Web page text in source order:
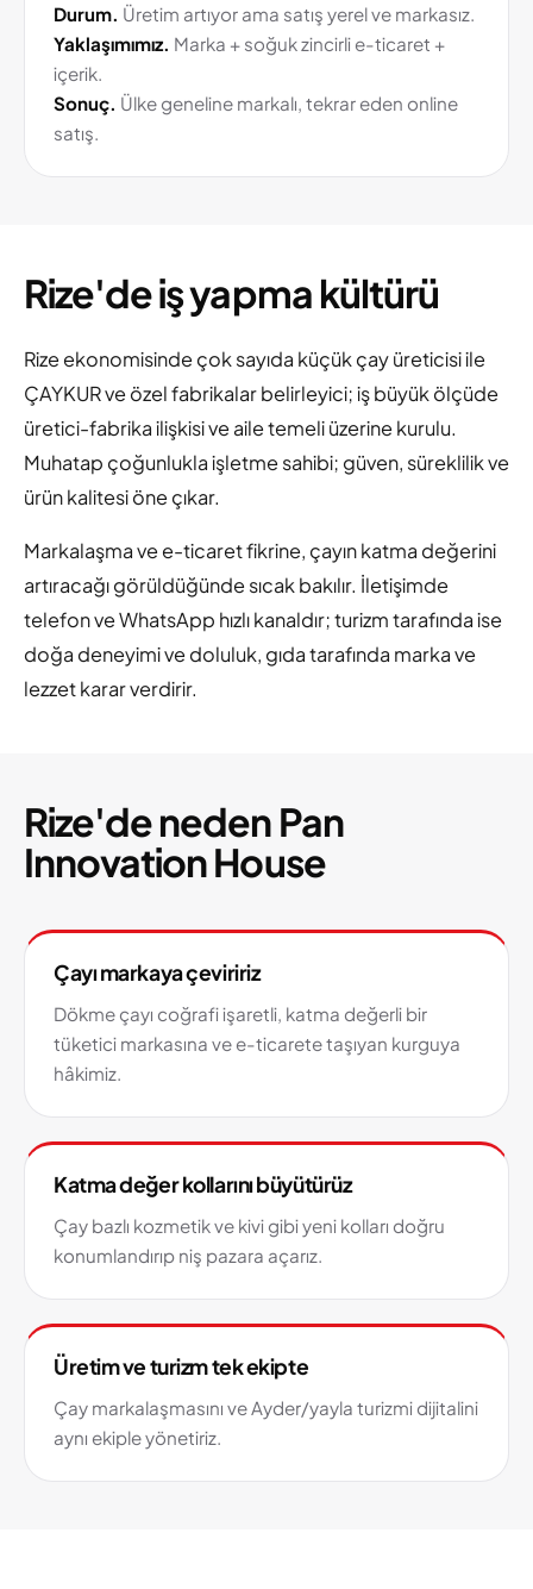
Durum. Üretim artıyor ama satış yerel ve markasız.
Yaklaşımımız. Marka + soğuk zincirli e-ticaret +
içerik.
Sonuç. Ülke geneline markalı, tekrar eden online
satış.
Rize'de iş yapma kültürü
Rize ekonomisinde çok sayıda küçük çay üreticisi ile
ÇAYKUR ve özel fabrikalar belirleyici; iş büyük ölçüde
üretici-fabrika ilişkisi ve aile temeli üzerine kurulu.
Muhatap çoğunlukla işletme sahibi; güven, süreklilik ve
ürün kalitesi öne çıkar.
Markalaşma ve e-ticaret fikrine, çayın katma değerini
artıracağı görüldüğünde sıcak bakılır. İletişimde
telefon ve WhatsApp hızlı kanaldır; turizm tarafında ise
doğa deneyimi ve doluluk, gıda tarafında marka ve
lezzet karar verdirir.
Rize'de neden Pan
Innovation House
Çayı markaya çeviririz
Dökme çayı coğrafi işaretli, katma değerli bir
tüketici markasına ve e-ticarete taşıyan kurguya
hâkimiz.
Katma değer kollarını büyütürüz
Çay bazlı kozmetik ve kivi gibi yeni kolları doğru
konumlandırıp niş pazara açarız.
Üretim ve turizm tek ekipte
Çay markalaşmasını ve Ayder/yayla turizmi dijitalini
aynı ekiple yönetiriz.